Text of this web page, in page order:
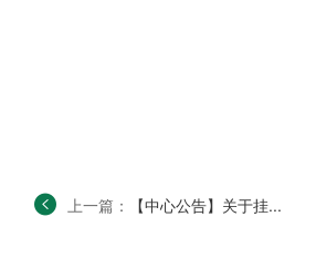
上一篇： 【中心公告】关于挂...